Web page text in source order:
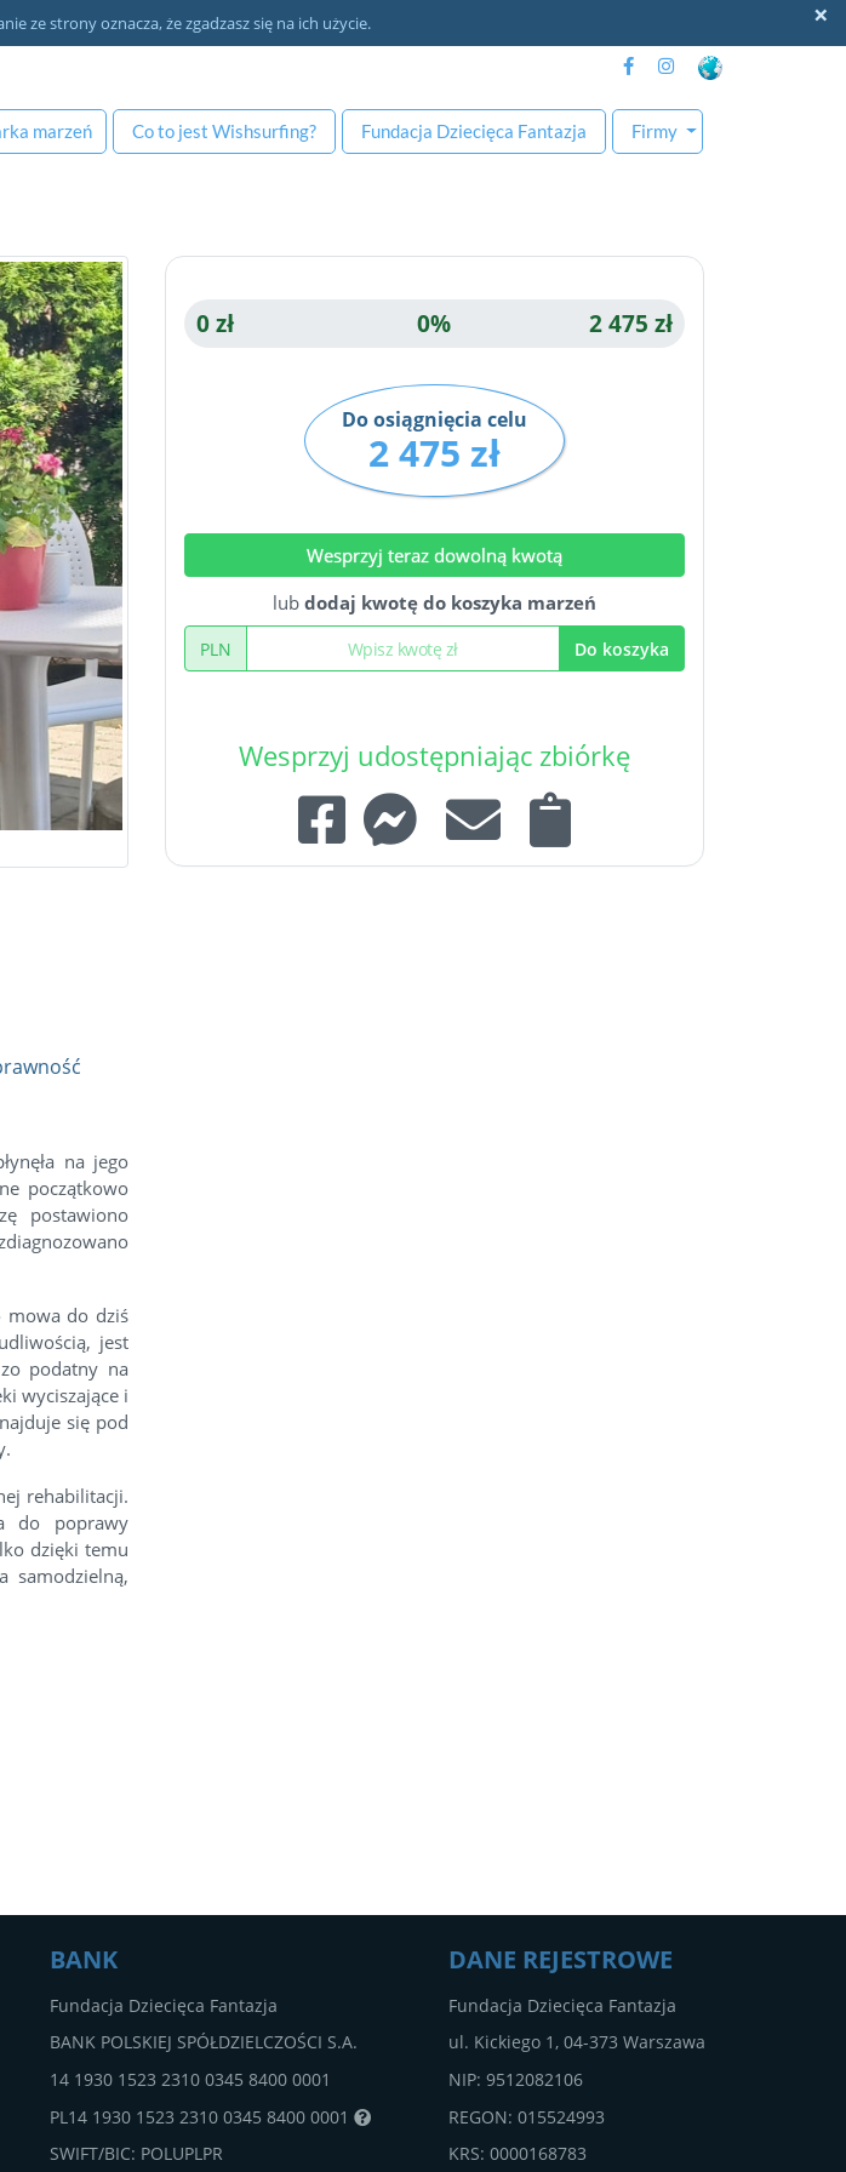
×
ze strony oznacza, że zgadzasz się na ich użycie.
marzeń Co to jestWishsurfing? Fundacja Dziecięca Fantazja Firmy
na jego
początkowo
postawiono
mowa do dziś
jest
podatny na
wyciszające i
się pod
rehabilitacji.
do poprawy
dzięki temu
samodzielną,
0 zł 0% 2 475 zł
Do osiągnięcia celu
2 475 zł
Wesprzyj teraz dowolną kwotą
lub dodaj kwotę do koszyka marzeń
PLN Do koszyka
Wesprzyj udostępniając zbiórkę
BANK
Fundacja Dziecięca Fantazja
BANK POLSKIEJ SPÓŁDZIELCZOŚCI S.A.
14 1930 1523 2310 0345 8400 0001
PL14 1930 1523 2310 0345 8400 0001
SWIFT/BIC: POLUPLPR
DANE REJESTROWE
Fundacja Dziecięca Fantazja
ul. Kickiego 1, 04-373 Warszawa
NIP: 9512082106
REGON: 015524993
KRS: 0000168783